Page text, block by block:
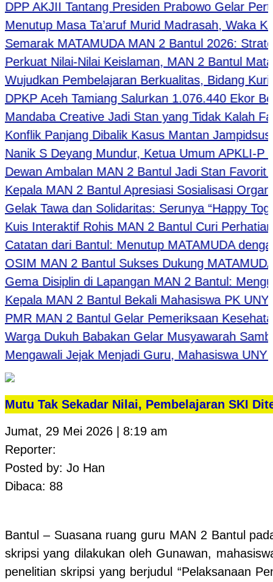
AKJII Tantang Presiden Prabowo Gelar
Masa Ta’aruf Murid Madrasah, Waka
MATAMUDA MAN 2 Bantul 2026: Strategi
Nilai-Nilai Keislaman, MAN 2 Bantul
Pembelajaran Berkualitas, Bidang
Aceh Tamiang Salurkan 1.076.440 Ekor
Creative Jadi Stan yang Tidak Kalah
Panjang Dibalik Kasus Mantan Jampidsus
S Deyang Mundur, Ketua Umum APKLI-P
Ambalan MAN 2 Bantul Jadi Stan Favorit
MAN 2 Bantul Apresiasi Sosialisasi
Tawa dan Solidaritas: Serunya “Happy
Interaktif Rohis MAN 2 Bantul Curi Perhatian
dari Bantul: Menutup MATAMUDA dengan
MAN 2 Bantul Sukses Dukung MATAMUDA
Disiplin di Lapangan MAN 2 Bantul:
MAN 2 Bantul Bekali Mahasiswa PK UNY:
MAN 2 Bantul Gelar Pemeriksaan Kesehatan
Dukuh Babakan Gelar Musyawarah Sambut
Jejak Menjadi Guru, Mahasiswa UNY
Mutu Tak Sekadar Nilai, Pembelajaran SKI
Jumat, 29 Mei 2026 | 8:19 am
Reporter:
Posted by: Jo Han
Dibaca: 88
Bantul – Suasana ruang guru MAN 2 Bantul
skripsi yang dilakukan oleh Gunawan,
penelitian skripsi yang berjudul “Pelaksanaan